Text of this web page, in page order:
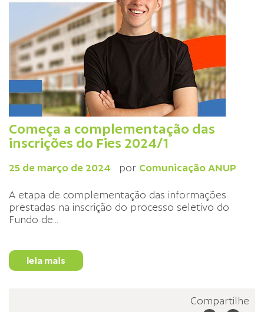
Começa a complementação das
inscrições do Fies 2024/1
25 de março de 2024 por Comunicação ANUP
A etapa de complementação das informações
prestadas na inscrição do processo seletivo do
Fundo de
leia mais
Compartilhe